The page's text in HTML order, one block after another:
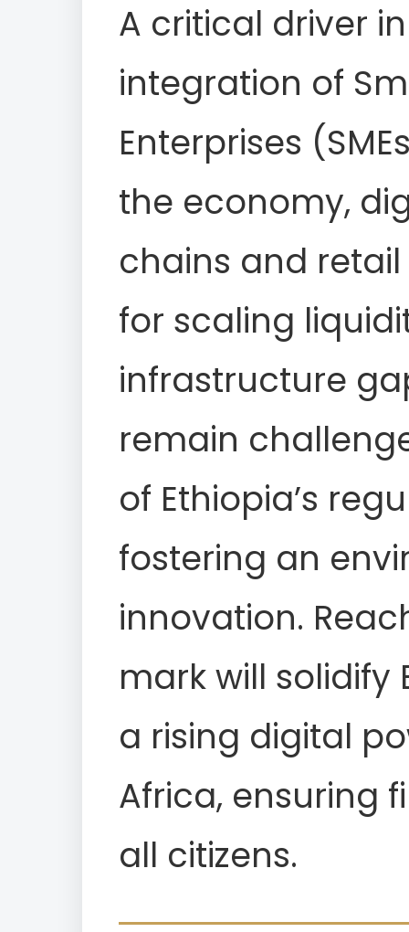
A critical driver
integration of
Enterprises
the economy,
chains and
for scaling
infrastructure
remain
of Ethiopia’s
fostering an
innovation.
mark will solidify
a rising digital
Africa, ensuring
all citizens.